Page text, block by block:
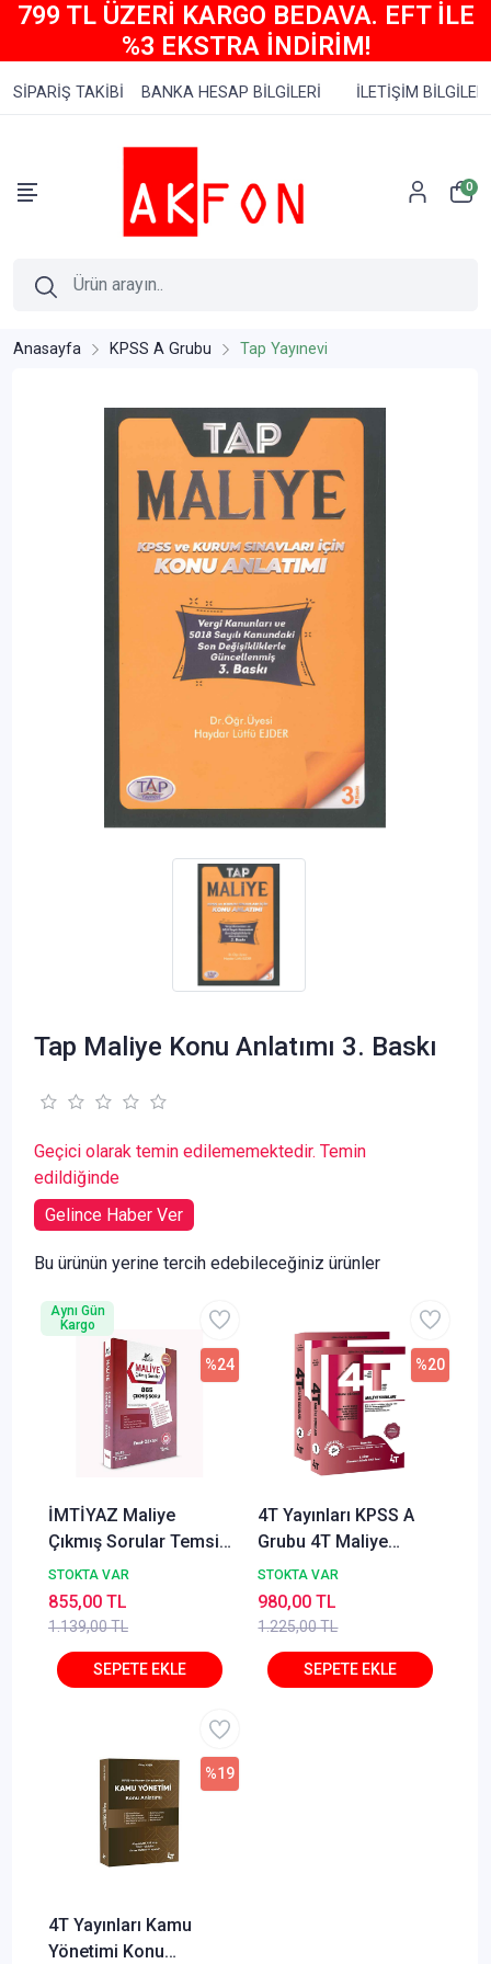
799 TL ÜZERİ KARGO BEDAVA. EFT İLE
%3 EKSTRA İNDİRİM!
SİPARİŞ TAKİBİ BANKA HESAP BİLGİLERİ İLETİŞİM BİLGİLERİ
0
Anasayfa KPSS A Grubu Tap Yayınevi
Tap Maliye Konu Anlatımı 3. Baskı
Geçici olarak temin edilememektedir. Temin
edildiğinde
Gelince Haber Ver
Bu ürünün yerine tercih edebileceğiniz ürünler
İMTİYAZ Maliye
Çıkmış Sorular Temsil
Kitap 2025
STOKTA VAR
1.139,00 TL
%24
855,00 TL
Aynı Gün
Kargo
4T Yayınları KPSS A
Grubu 4T Maliye
Soruları Soru Bankası
20. Baskı - Arda Hakan
Öğretir 4T Yayınları
STOKTA VAR
1.225,00 TL
%20
980,00 TL
4T Yayınları Kamu
Yönetimi Konu
%19